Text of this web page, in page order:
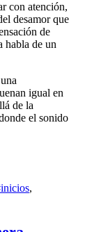
con atención,
desamor que
de
habla de un
igual en
de la
el sonido
,